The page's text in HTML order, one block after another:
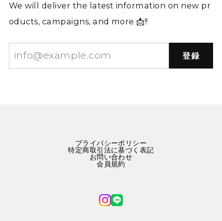
We will deliver the latest information on new pr
oducts, campaigns, and more 📩!!
登録
プライバシーポリシー
特定商取引法に基づく表記
お問い合わせ
会員規約